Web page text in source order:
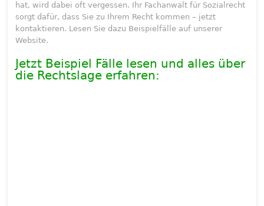
hat, wird dabei oft vergessen. Ihr Fachanwalt für Sozialrecht
sorgt dafür, dass Sie zu Ihrem Recht kommen – jetzt
kontaktieren. Lesen Sie dazu Beispielfälle auf unserer
Website.
Jetzt Beispiel Fälle lesen und alles über
die Rechtslage erfahren: